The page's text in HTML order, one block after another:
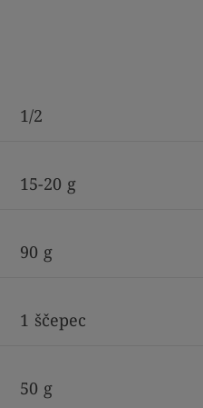
1/2
15-20 g
90 g
1 ščepec
50 g